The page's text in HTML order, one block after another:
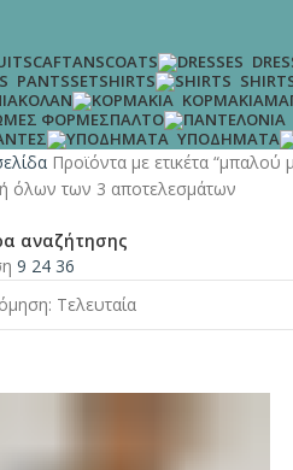
CAFTANSCOATS
PANTSSETSHIRTS
ΚΟΛΆΝ ΚΟΡΜΆΚΙΑ
ΦΌΡΜΕΣΠΑΛΤΌ
ΥΠΟΔΉΜΑΤΑ
Προϊόντα με ετικέτα “μπαλού
όλων των 3 αποτελεσμάτων
αναζήτησης
9 24 36